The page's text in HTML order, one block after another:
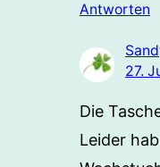
Antworten
27.
Die
Leider